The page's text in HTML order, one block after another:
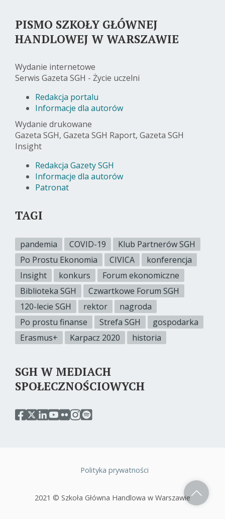
PISMO SZKOŁY GŁÓWNEJ
HANDLOWEJ W WARSZAWIE
Wydanie internetowe
Serwis Gazeta SGH - Życie uczelni
Redakcja portalu
Informacje dla autorów
Wydanie drukowane
Gazeta SGH, Gazeta SGH Raport, Gazeta SGH
Insight
Redakcja Gazety SGH
Informacje dla autorów
Patronat
TAGI
pandemia COVID-19
Klub Partnerów SGH
Po Prostu Ekonomia
CIVICA
konferencja
Insight
konkurs
Forum ekonomiczne
Biblioteka SGH
Czwartkowe Forum SGH
120-lecie SGH
rektor
nagroda
Po prostu finanse
Strefa SGH
gospodarka
Erasmus+
Karpacz 2020 historia
SGH W MEDIACH
SPOŁECZNOŚCIOWYCH
przejdź
przejdź
przejdź
przejdź
przejdź
przejdźprzejdź
Stopka
Polityka prywatności
2021 © Szkoła Główna Handlowa w Warszawie